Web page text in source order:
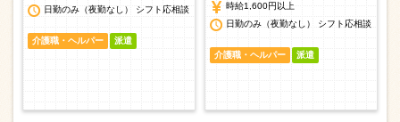
日勤のみ（夜勤なし） シフト応相談
介護職・ヘルパー 派遣
時給1,600円以上
日勤のみ（夜勤なし） シフト応相談
介護職・ヘルパー 派遣